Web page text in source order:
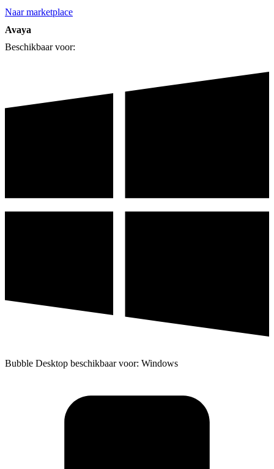
Naar marketplace
Avaya
Beschikbaar voor:
Bubble Desktop beschikbaar voor: Windows